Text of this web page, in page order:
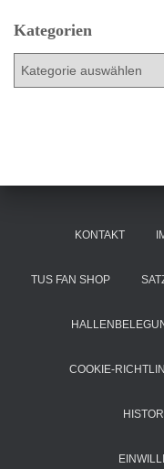
h
Kategorien
r
KONTAKT
TUS FAN SHOP
COOKIE-